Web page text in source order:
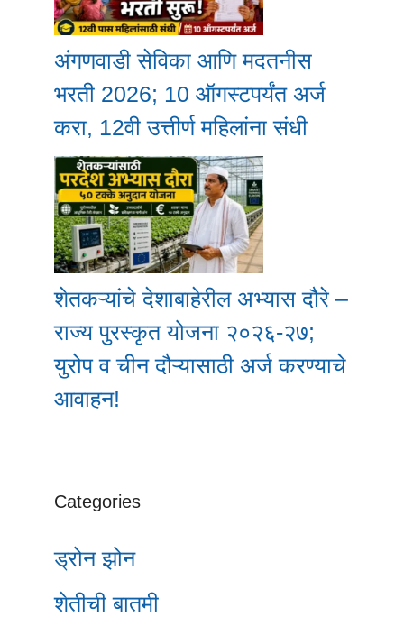
अंगणवाडी सेविका आणि मदतनीस
भरती 2026; 10 ऑगस्टपर्यंत अर्ज
करा, 12वी उत्तीर्ण महिलांना संधी
शेतकऱ्यांचे देशाबाहेरील अभ्यास दौरे –
राज्य पुरस्कृत योजना २०२६-२७;
युरोप व चीन दौऱ्यासाठी अर्ज करण्याचे
आवाहन!
Categories
ड्रोन झोन
शेतीची बातमी